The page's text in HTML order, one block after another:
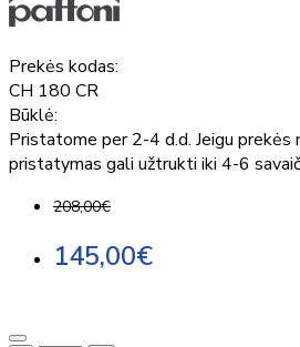
Prekės kodas:
CH 180 CR
Būklė:
Pristatome per 2-4 d.d. Jeigu prekės
pristatymas gali užtrukti iki 4-6
208,00€
145,00€